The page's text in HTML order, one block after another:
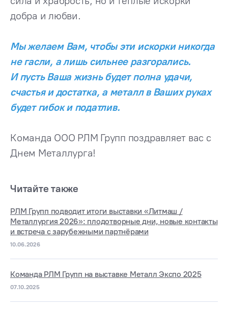
добра и любви.
Мы желаем Вам, чтобы эти искорки никогда
не гасли, а лишь сильнее разгорались.
И пусть Ваша жизнь будет полна удачи,
счастья и достатка, а металл в Ваших руках
будет гибок и податлив.
Команда ООО РЛМ Групп поздравляет вас с
Днем Металлурга!
Читайте также
РЛМ Групп подводит итоги выставки «Литмаш /
Металлургия 2026»: плодотворные дни, новые контакты
и встреча с зарубежными партнёрами
10.06.2026
Команда РЛМ Групп на выставке Металл Экспо 2025
07.10.2025